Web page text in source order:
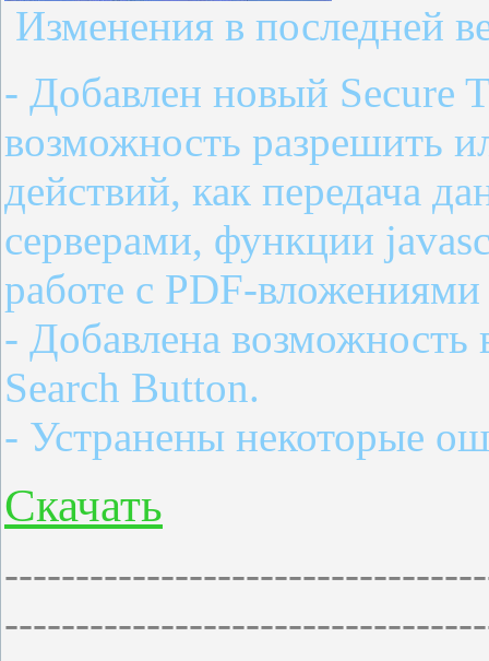
Изменения в последней
- Добавлен новый Secure
возможность разрешить
действий, как передача
серверами, функции
работе с PDF-
- Добавлена
Search Button.
- Устранены некоторые
Cкачать